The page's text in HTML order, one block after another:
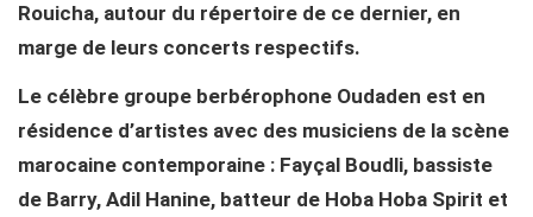
Rouicha, autour du répertoire de ce dernier, en
marge de leurs concerts respectifs.
Le célèbre groupe berbérophone Oudaden est en
résidence d’artistes avec des musiciens de la scène
marocaine contemporaine : Fayçal Boudli, bassiste
de Barry, Adil Hanine, batteur de Hoba Hoba Spirit et